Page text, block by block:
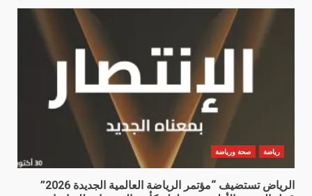
رياضة صحة ورياضة
الرياض تستضيف “مؤتمر الرياضة العالمية الجديدة 2026”